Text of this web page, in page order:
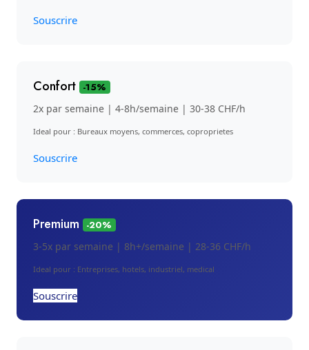
Souscrire
Confort -15%
2x par semaine | 4-8h/semaine | 30-38 CHF/h
Ideal pour : Bureaux moyens, commerces, coproprietes
Souscrire
Premium
-20%
3-5x par semaine | 8h+/semaine | 28-36 CHF/h
Ideal pour : Entreprises, hotels, industriel, medical
Souscrire